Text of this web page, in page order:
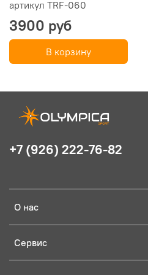
артикул TRF-060
3900 руб
В корзину
О нас
Сервис
+7 (926) 222-76-82